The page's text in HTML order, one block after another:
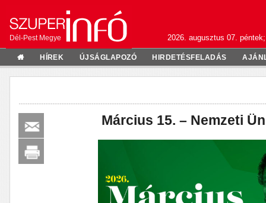
Dél-Pest Megye 2026. augusztus 07.
HÍREK ÚJSÁGLAPOZÓ HIRDETÉSFELADÁS
Március 15. – Nemzeti